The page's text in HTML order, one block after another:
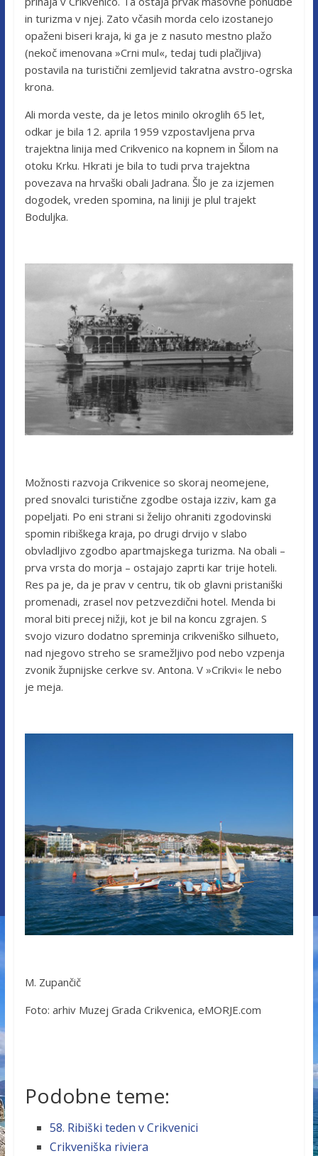
in turizma v njej. Zato včasih morda celo izostanejo
opaženi biseri kraja, ki ga je z nasuto mestno plažo
(nekoč imenovana »Crni mul«, tedaj tudi plačljiva)
postavila na turistični zemljevid takratna avstro-ogrska
krona.
Ali morda veste, da je letos minilo okroglih 65 let,
odkar je bila 12. aprila 1959 vzpostavljena prva
trajektna linija med Crikvenico na kopnem in Šilom na
otoku Krku. Hkrati je bila to tudi prva trajektna
povezava na hrvaški obali Jadrana. Šlo je za izjemen
dogodek, vreden spomina, na liniji je plul trajekt
Boduljka.
Možnosti razvoja Crikvenice so skoraj neomejene,
pred snovalci turistične zgodbe ostaja izziv, kam ga
popeljati. Po eni strani si želijo ohraniti zgodovinski
spomin ribiškega kraja, po drugi drvijo v slabo
obvladljivo zgodbo apartmajskega turizma. Na obali –
prva vrsta do morja – ostajajo zaprti kar trije hoteli.
Res pa je, da je prav v centru, tik ob glavni pristaniški
promenadi, zrasel nov petzvezdični hotel. Menda bi
moral biti precej nižji, kot je bil na koncu zgrajen. S
svojo vizuro dodatno spreminja crikveniško silhueto,
nad njegovo streho se sramežljivo pod nebo vzpenja
zvonik župnijske cerkve sv. Antona. V »Crikvi« le nebo
je meja.
M. Zupančič
Foto: arhiv Muzej Grada Crikvenica, eMORJE.com
Podobne teme:
58. Ribiški teden v Crikvenici
Crikveniška riviera